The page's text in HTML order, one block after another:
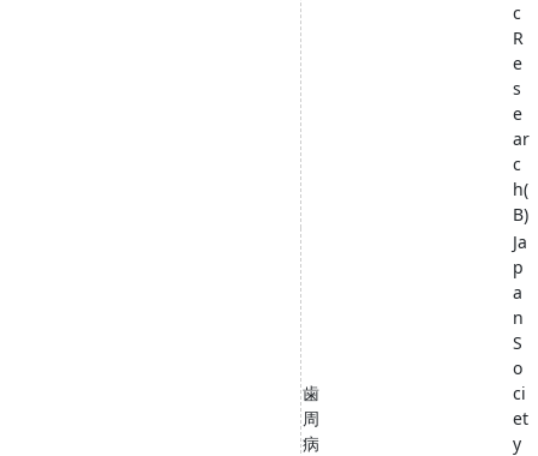
c
R
e
s
e
ar
c
h(
B)
歯
周
病
Ja
p
a
n
S
o
ci
et
y